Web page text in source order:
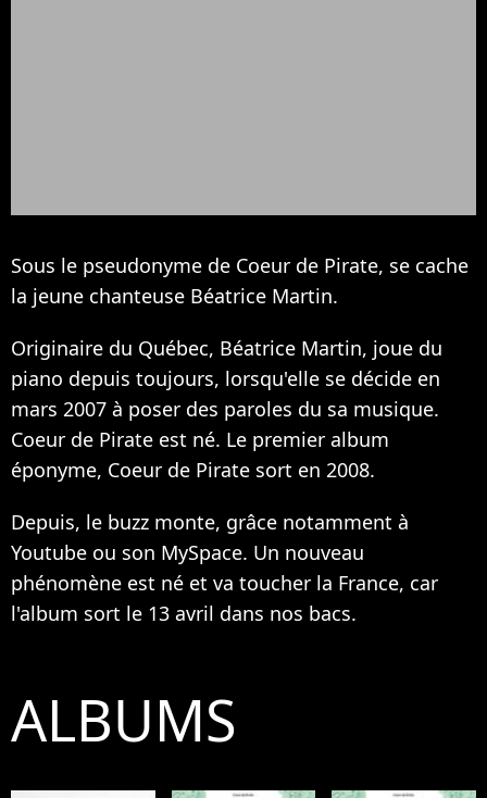
Sous le pseudonyme de Coeur de Pirate, se cache
la jeune chanteuse Béatrice Martin.
Originaire du Québec, Béatrice Martin, joue du
piano depuis toujours, lorsqu'elle se décide en
mars 2007 à poser des paroles du sa musique.
Coeur de Pirate est né. Le premier album
éponyme, Coeur de Pirate sort en 2008.
Depuis, le buzz monte, grâce notamment à
Youtube ou son MySpace. Un nouveau
phénomène est né et va toucher la France, car
l'album sort le 13 avril dans nos bacs.
ALBUMS